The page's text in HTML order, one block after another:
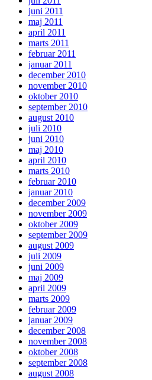
juni 2011
maj 2011
april 2011
marts 2011
februar 2011
januar 2011
december 2010
november 2010
oktober 2010
september 2010
august 2010
juli 2010
juni 2010
maj 2010
april 2010
marts 2010
februar 2010
januar 2010
december 2009
november 2009
oktober 2009
september 2009
august 2009
juli 2009
juni 2009
maj 2009
april 2009
marts 2009
februar 2009
januar 2009
december 2008
november 2008
oktober 2008
september 2008
august 2008